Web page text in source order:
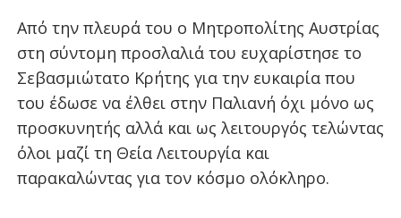
Από την πλευρά του ο Μητροπολίτης Αυστρίας
στη σύντομη προσλαλιά του ευχαρίστησε το
Σεβασμιώτατο Κρήτης για την ευκαιρία που
του έδωσε να έλθει στην Παλιανή όχι μόνο ως
προσκυνητής αλλά και ως λειτουργός τελώντας
όλοι μαζί τη Θεία Λειτουργία και
παρακαλώντας για τον κόσμο ολόκληρο.